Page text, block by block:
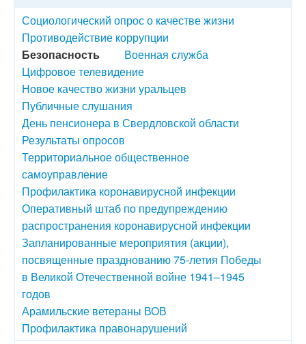
Социологический опрос о качестве жизни
Противодействие коррупции
Безопасность
Военная служба
Цифровое телевидение
Новое качество жизни уральцев
Публичные слушания
День пенсионера в Свердловской области
Результаты опросов
Территориальное общественное
самоуправление
Профилактика коронавирусной инфекции
Оперативный штаб по предупреждению
распространения коронавирусной инфекции
Запланированные мероприятия (акции),
посвященные празднованию 75-летия Победы
в Великой Отечественной войне 1941–1945
годов
Арамильские ветераны ВОВ
Профилактика правонарушений